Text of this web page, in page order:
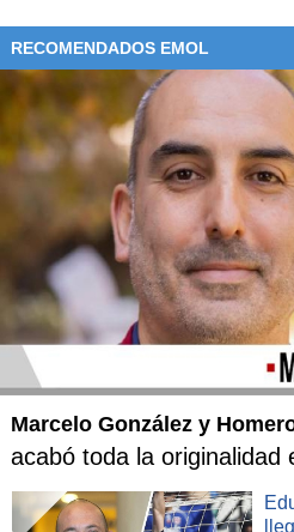
RECOMENDADOS EMOL
Marcelo González y
acabó toda la originalidad